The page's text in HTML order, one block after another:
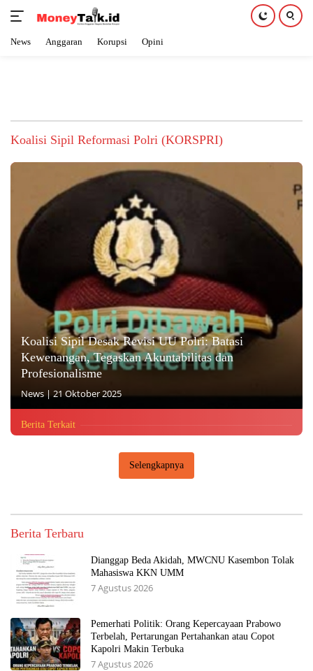
News Anggaran Korupsi Opini
Koalisi Sipil Reformasi Polri (KORSPRI)
Koalisi Sipil Desak Revisi UU Polri: Batasi
Kewenangan, Tegaskan Akuntabilitas dan
Profesionalisme
News|21 Oktober 2025
Berita Terkait
Selengkapnya
Berita Terbaru
Dianggap Beda Akidah, MWCNU Kasembon Tolak
Mahasiswa KKN UMM
7 Agustus 2026
Pemerhati Politik: Orang Kepercayaan Prabowo
Terbelah, Pertarungan Pertahankan atau Copot
Kapolri Makin Terbuka
7 Agustus 2026